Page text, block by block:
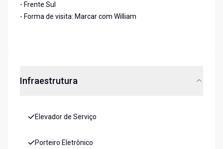
- Frente Sul
- Forma de visita: Marcar com William
Infraestrutura
Elevador de Serviço
Porteiro Eletrônico